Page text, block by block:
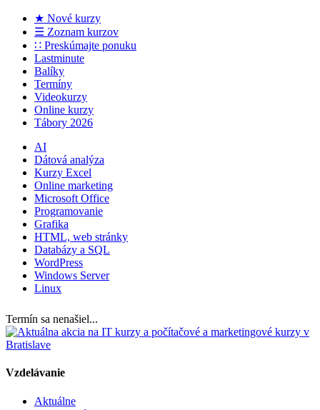
★ Nové kurzy
☰ Zoznam kurzov
∷ Preskúmajte ponuku
Lastminute
Balíky
Termíny
Videokurzy
Online kurzy
Tábory 2026
AI
Dátová analýza
Kurzy Excel
Online marketing
Microsoft Office
Programovanie
Grafika
HTML, web stránky
Databázy a SQL
WordPress
Windows Server
Linux
Termín sa nenašiel...
Vzdelávanie
Aktuálne